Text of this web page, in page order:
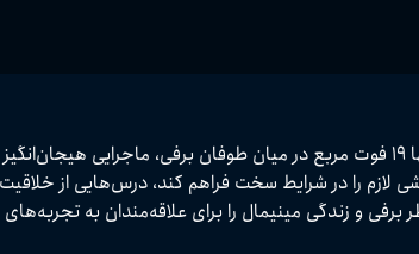
علاقه‌مندان به تجربه‌های غیرمعمول به تصویر می‌کشد.